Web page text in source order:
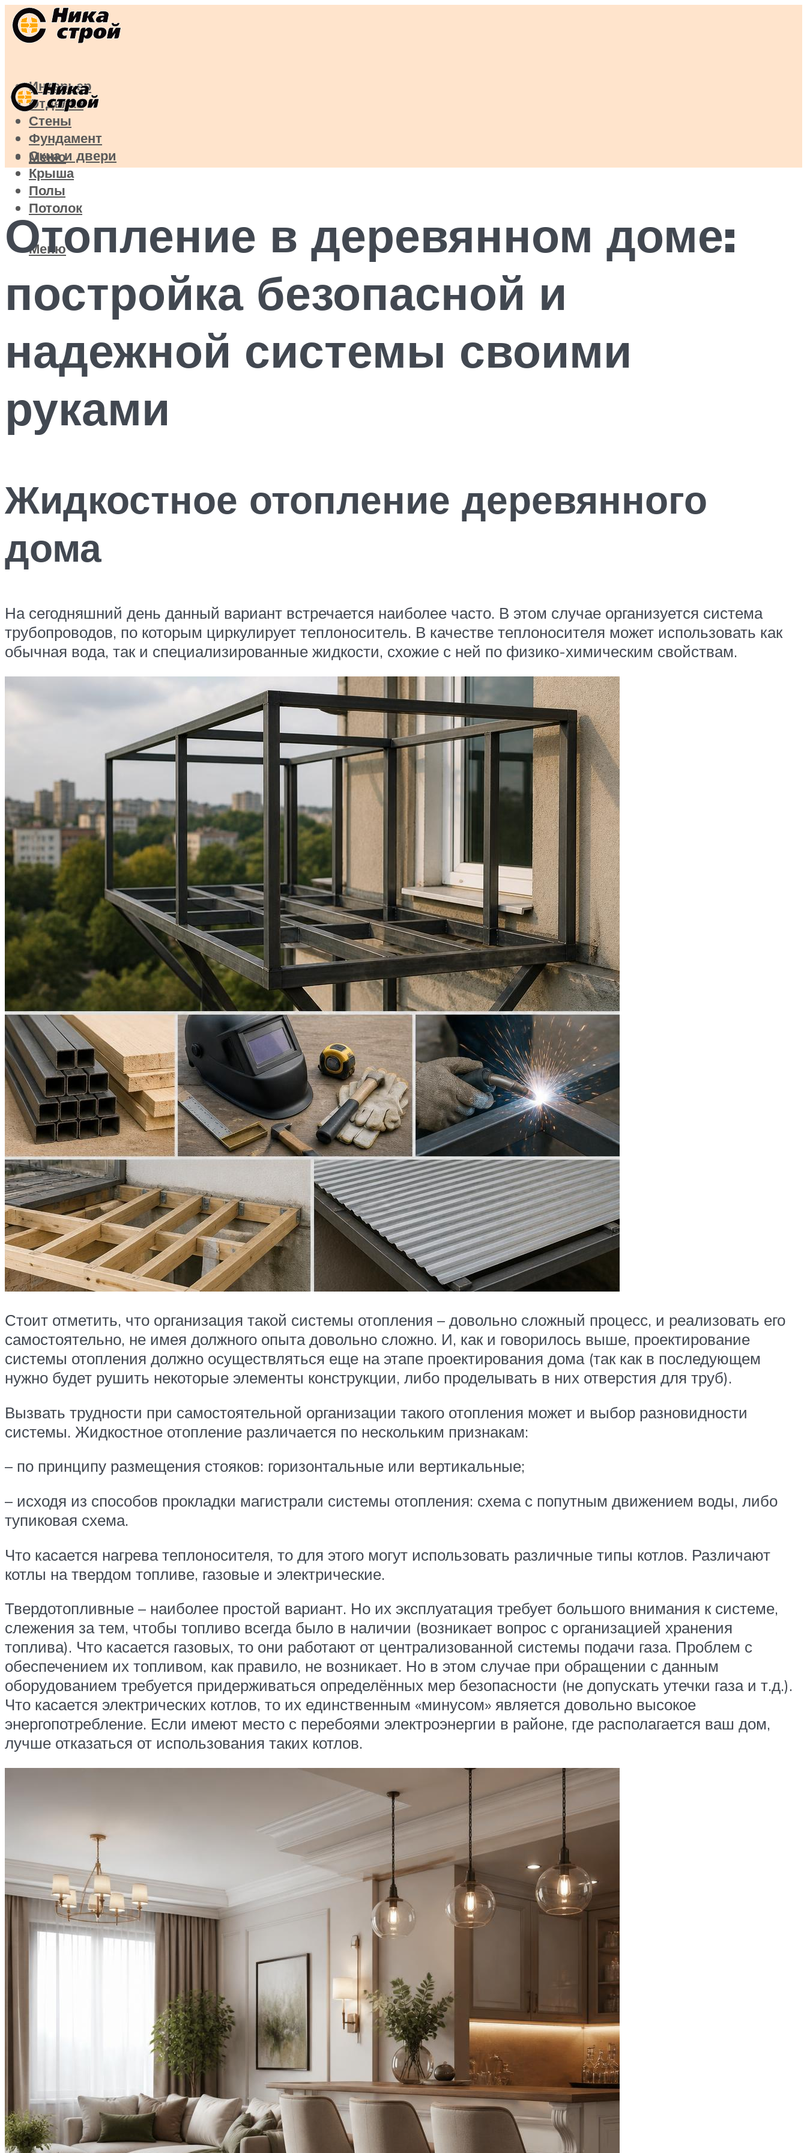
Интерьер
Отделка
Стены
Фундамент
Окна и двери
Крыша
Полы
Потолок
Меню
Меню
Отопление в деревянном доме:
постройка безопасной и
надежной системы своими
руками
Жидкостное отопление деревянного
дома
На сегодняшний день данный вариант встречается наиболее часто. В этом случае организуется система
трубопроводов, по которым циркулирует теплоноситель. В качестве теплоносителя может использовать как
обычная вода, так и специализированные жидкости, схожие с ней по физико-химическим свойствам.
Стоит отметить, что организация такой системы отопления – довольно сложный процесс, и реализовать его
самостоятельно, не имея должного опыта довольно сложно. И, как и говорилось выше, проектирование
системы отопления должно осуществляться еще на этапе проектирования дома (так как в последующем
нужно будет рушить некоторые элементы конструкции, либо проделывать в них отверстия для труб).
Вызвать трудности при самостоятельной организации такого отопления может и выбор разновидности
системы. Жидкостное отопление различается по нескольким признакам:
– по принципу размещения стояков: горизонтальные или вертикальные;
– исходя из способов прокладки магистрали системы отопления: схема с попутным движением воды, либо
тупиковая схема.
Что касается нагрева теплоносителя, то для этого могут использовать различные типы котлов. Различают
котлы на твердом топливе, газовые и электрические.
Твердотопливные – наиболее простой вариант. Но их эксплуатация требует большого внимания к системе,
слежения за тем, чтобы топливо всегда было в наличии (возникает вопрос с организацией хранения
топлива). Что касается газовых, то они работают от централизованной системы подачи газа. Проблем с
обеспечением их топливом, как правило, не возникает. Но в этом случае при обращении с данным
оборудованием требуется придерживаться определённых мер безопасности (не допускать утечки газа и т.д.).
Что касается электрических котлов, то их единственным «минусом» является довольно высокое
энергопотребление. Если имеют место с перебоями электроэнергии в районе, где располагается ваш дом,
лучше отказаться от использования таких котлов.